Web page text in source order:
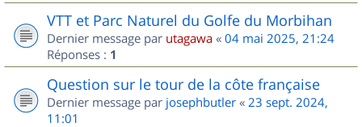
VTT et Parc Naturel du Golfe du Morbihan
Dernier message par utagawa « 04 mai 2025, 21:24
Réponses : 1
Question sur le tour de la côte française
Dernier message par josephbutler « 23 sept. 2024,
11:01